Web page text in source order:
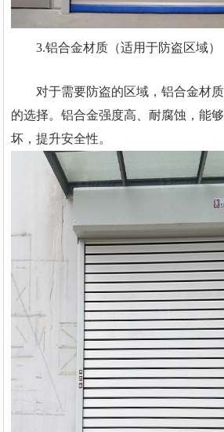
3.铝合金材质（适用于防盗区域）
对于需要防盗的区域，铝合金材质
的选择。铝合金强度高、耐腐蚀，能
坏，提升安全性。